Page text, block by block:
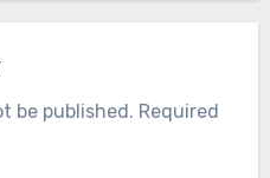
be published. Required